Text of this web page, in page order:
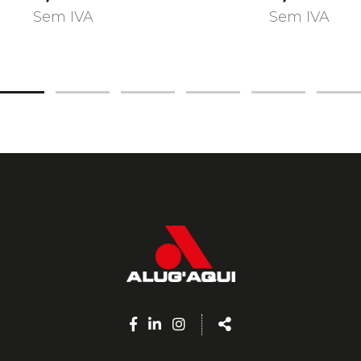
Sem IVA Sem IVA
Facebook
Linkedin
Instagram
Share